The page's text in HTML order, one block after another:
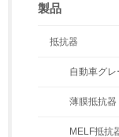
製品
抵抗器
自動車グ
薄膜抵抗器
MELF抵抗